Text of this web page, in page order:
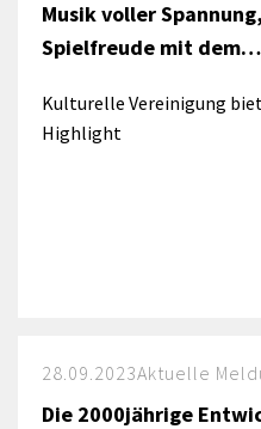
Musik voller
Spielfreude mit dem…
Kulturelle Vereinigung
Highlight
28.09.2023Aktuelle
Die 2000jährige